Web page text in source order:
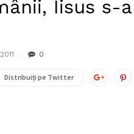
Iisus s-
0
Distribuiți pe Twitter